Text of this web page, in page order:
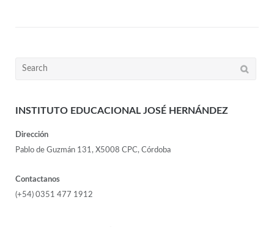
INSTITUTO EDUCACIONAL JOSÉ HERNÁNDEZ
Dirección
Pablo de Guzmán 131, X5008 CPC, Córdoba
Contactanos
(+54) 0351 477 1912